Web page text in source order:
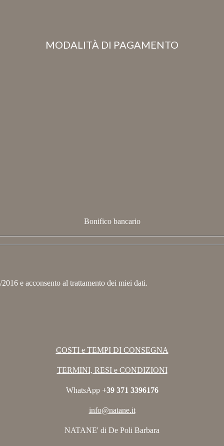
MODALITÀ DI PAGAMENTO
Bonifico bancario
e acconsento al trattamento dei miei dati.
COSTI e TEMPI DI CONSEGNA
TERMINI, RESI e CONDIZIONI
WhatsApp +39 371 3396176
info@natane.it
NATANE' di De Poli Barbara